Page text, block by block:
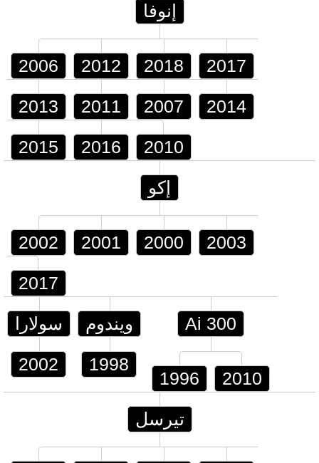
إنوفا
2006 2012 2018 2017
2013 2011 2007 2014
2015 2016 2010
إكو
2002 2001 2000 2003
2017
سولارا
2002
ويندوم
1998
Ai 300
1996 2010
تيرسل